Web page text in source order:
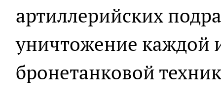
артиллерийских
уничтожение каждой
бронетанковой